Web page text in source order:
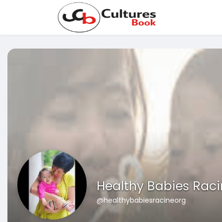
Healthy Babies
@healthybabiesracineorg